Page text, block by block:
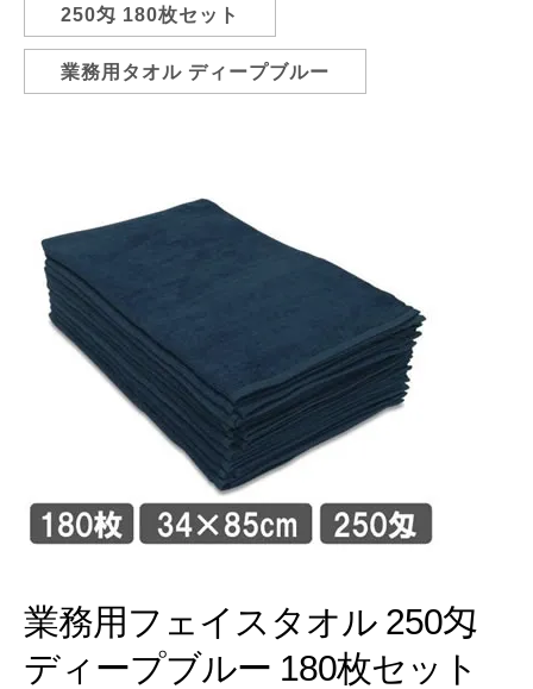
250匁 180枚セット
業務用タオル ディープブルー
業務用フェイスタオル 250匁
ディープブルー 180枚セット